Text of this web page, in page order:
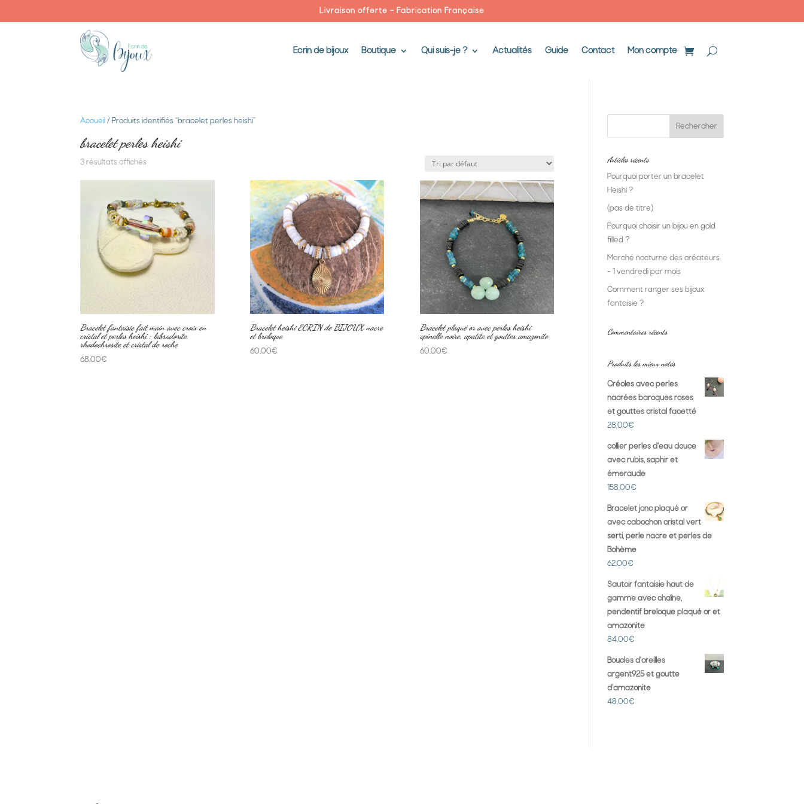
Livraison offerte – Fabrication Française
Ecrin de bijoux Boutique Qui suis-je ? Actualités Guide Contact Mon compte
Accueil / Produits identifiés “bracelet perles heishi”
bracelet perles heishi
3 résultats affichés
Bracelet fantaisie fait main avec croix en
cristal et perles heishi : labradorite,
rhodochrosite et cristal de roche
68,00€
Bracelet heishi ECRIN de BIJOUX nacre
et breloque
60,00€
Bracelet plaqué or avec perles heishi
spinelle noire, apatite et gouttes amazonite
60,00€
Articles récents
Pourquoi porter un bracelet
Heishi ?
(pas de titre)
Pourquoi choisir un bijou en gold
filled ?
Marché nocturne des créateurs
– 1 vendredi par mois
Comment ranger ses bijoux
fantaisie ?
Commentaires récents
Produits les mieux notés
Créoles avec perles
nacrées baroques roses
et gouttes cristal facetté
28,00€
collier perles d'eau douce
avec rubis, saphir et
émeraude
158,00€
Bracelet jonc plaqué or
avec cabochon cristal vert
serti, perle nacre et perles de
Bohème
62,00€
Sautoir fantaisie haut de
gamme avec chaîne,
pendentif breloque plaqué or et
amazonite
84,00€
Boucles d'oreilles
argent925 et goutte
d'amazonite
48,00€